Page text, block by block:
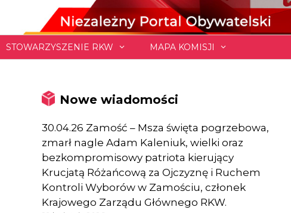
STOWARZYSZENIE RKW MAPA KOMISJI
Nowe wiadomości
30.04.26 Zamość – Msza święta pogrzebowa,
zmarł nagle Adam Kaleniuk, wielki oraz
bezkompromisowy patriota kierujący
Krucjatą Różańcową za Ojczyznę i Ruchem
Kontroli Wyborów w Zamościu, członek
Krajowego Zarządu Głównego RKW.